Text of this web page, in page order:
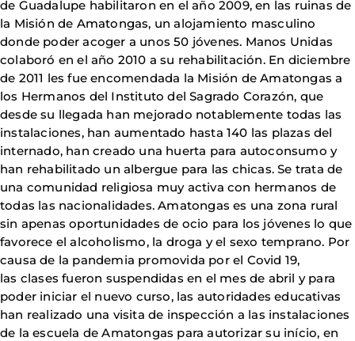
de Guadalupe habilitaron en el año 2009, en las ruinas de
la Misión de Amatongas, un alojamiento masculino
donde poder acoger a unos 50 jóvenes. Manos Unidas
colaboró en el año 2010 a su rehabilitación. En diciembre
de 2011 les fue encomendada la Misión de Amatongas a
los Hermanos del Instituto del Sagrado Corazón, que
desde su llegada han mejorado notablemente todas las
instalaciones, han aumentado hasta 140 las plazas del
internado, han creado una huerta para autoconsumo y
han rehabilitado un albergue para las chicas. Se trata de
una comunidad religiosa muy activa con hermanos de
todas las nacionalidades. Amatongas es una zona rural
sin apenas oportunidades de ocio para los jóvenes lo que
favorece el alcoholismo, la droga y el sexo temprano. Por
causa de la pandemia promovida por el Covid 19,
las clases fueron suspendidas en el mes de abril y para
poder iniciar el nuevo curso, las autoridades educativas
han realizado una visita de inspección a las instalaciones
de la escuela de Amatongas para autorizar su início, en